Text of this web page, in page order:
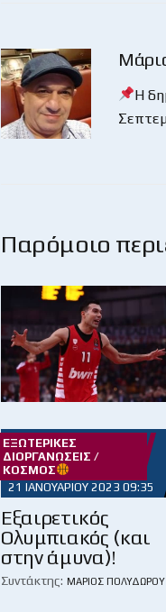
Η
Παρόμοιο
ΕΞΩΤΕΡΙΚΈΣ
ΔΙΟΡΓΑΝΏΣΕΙΣ /
ΚΌΣΜΟΣ
21 ΙΑΝΟΥΑΡΊΟΥ 2023 09:35
Εξαιρετικός
Ολυμπιακός (και
στην άμυνα)!
Συντάκτης: ΜΆΡΙΟΣ ΠΟΛΥΔΏΡΟΥ